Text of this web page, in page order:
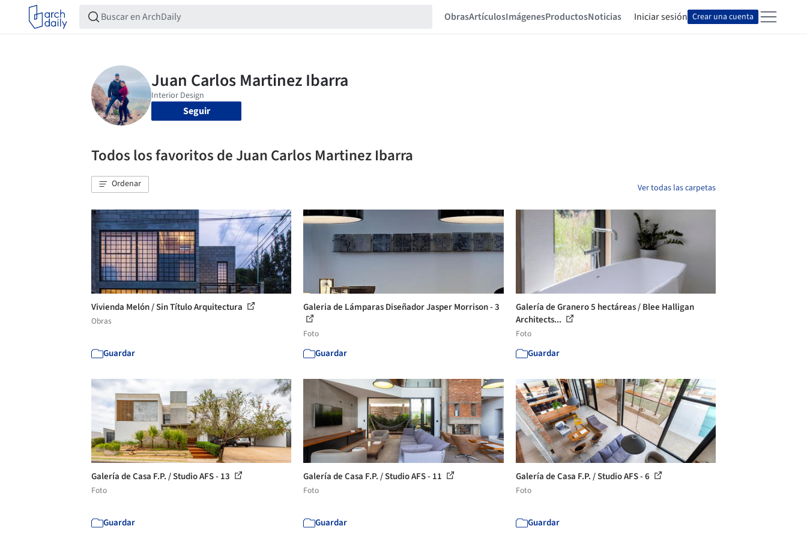
ObrasArtículosImágenesProductosNoticias Iniciar sesión Crear una cuenta
Seguir
Todos los favoritos de Juan Carlos Martinez Ibarra
Ordenar Ver todas las carpetas
Vivienda Melón / Sin Título Arquitectura
Obras
Guardar
Galeria de Lámparas Diseñador Jasper Morrison - 3
Foto
Guardar
Galería de Granero 5 hectáreas / Blee Halligan
Architects...
Foto
Guardar
Galería de Casa F.P. / Studio AFS - 13
Foto
Guardar
Galería de Casa F.P. / Studio AFS - 11
Foto
Guardar
Galería de Casa F.P. / Studio AFS - 6
Foto
Guardar